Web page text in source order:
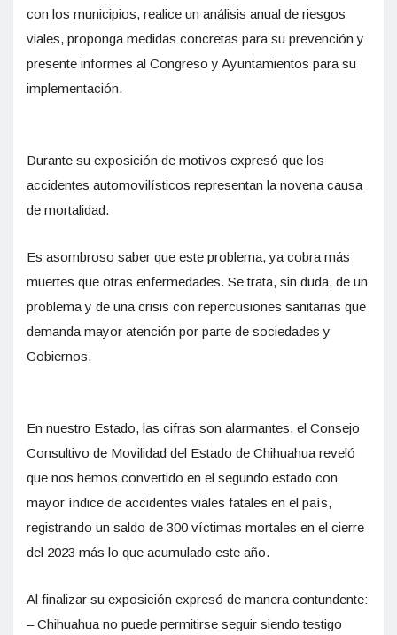
con los municipios, realice un análisis anual de riesgos
viales, proponga medidas concretas para su prevención y
presente informes al Congreso y Ayuntamientos para su
implementación.
Durante su exposición de motivos expresó que los
accidentes automovilísticos representan la novena causa
de mortalidad.
Es asombroso saber que este problema, ya cobra más
muertes que otras enfermedades. Se trata, sin duda, de un
problema y de una crisis con repercusiones sanitarias que
demanda mayor atención por parte de sociedades y
Gobiernos.
En nuestro Estado, las cifras son alarmantes, el Consejo
Consultivo de Movilidad del Estado de Chihuahua reveló
que nos hemos convertido en el segundo estado con
mayor índice de accidentes viales fatales en el país,
registrando un saldo de 300 víctimas mortales en el cierre
del 2023 más lo que acumulado este año.
Al finalizar su exposición expresó de manera contundente:
– Chihuahua no puede permitirse seguir siendo testigo